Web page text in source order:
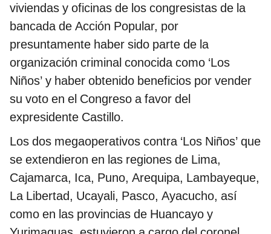
viviendas y oficinas de los congresistas de la
bancada de Acción Popular, por
presuntamente haber sido parte de la
organización criminal conocida como ‘Los
Niños’ y haber obtenido beneficios por vender
su voto en el Congreso a favor del
expresidente Castillo.
Los dos megaoperativos contra ‘Los Niños’ que
se extendieron en las regiones de Lima,
Cajamarca, Ica, Puno, Arequipa, Lambayeque,
La Libertad, Ucayali, Pasco, Ayacucho, así
como en las provincias de Huancayo y